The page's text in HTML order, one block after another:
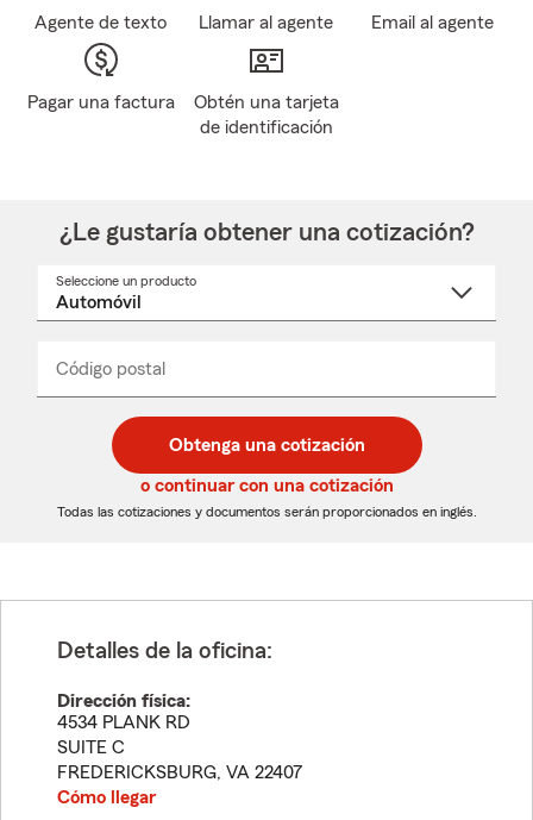
Agente de texto Llamar al agente Email al agente
Pagar una factura
Obtén una tarjeta
de identificación
¿Le gustaría obtener una cotización?
Seleccione un producto
desplegable
Código postal
de
5
dígitos
de
5
dígitos
_____
Obtenga una cotización
o continuar con una cotización
Todas las cotizaciones y documentos serán proporcionados en inglés.
Detalles de la oficina:
Dirección física:
4534 PLANK RD
SUITE C
FREDERICKSBURG, VA 22407
Cómo llegar